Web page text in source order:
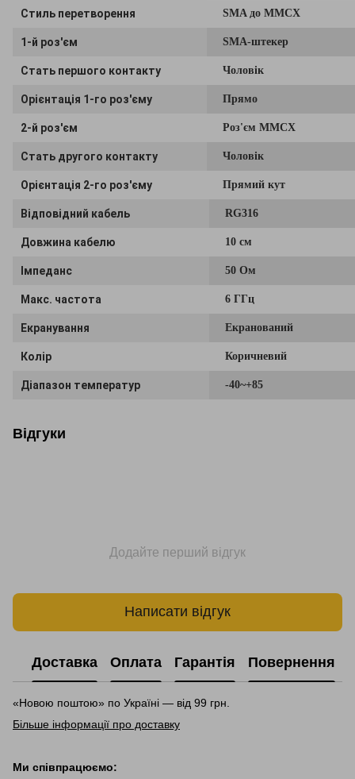
Стиль перетворення SMA до MMCX
1-й роз'єм SMA-штекер
Стать першого контакту Чоловік
Орієнтація 1-го роз'єму Прямо
2-й роз'єм Роз'єм MMCX
Стать другого контакту Чоловік
Орієнтація 2-го роз'єму Прямий кут
Відповідний кабель RG316
Довжина кабелю 10 см
Імпеданс 50 Ом
Макс. частота 6 ГГц
Екранування Екранований
Колір Коричневий
Діапазон температур -40~+85
Відгуки
Додайте перший відгук
Написати відгук
Доставка Оплата Гарантія Повернення
«Новою поштою» по Україні — від 99 грн.
Більше інформації про доставку
Ми співпрацюємо: